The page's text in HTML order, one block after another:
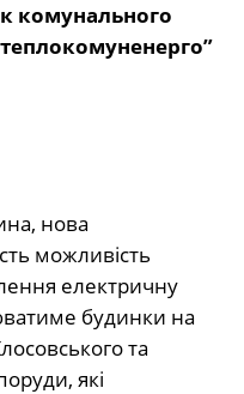
комунального
нова
можливість
електричну
будинки на
та
які